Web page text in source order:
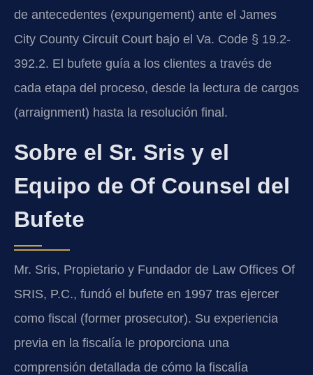
de antecedentes (expungement) ante el James
City County Circuit Court bajo el Va. Code § 19.2-
392.2. El bufete guía a los clientes a través de
cada etapa del proceso, desde la lectura de cargos
(arraignment) hasta la resolución final.
Sobre el Sr. Sris y el
Equipo de Of Counsel del
Bufete
Mr. Sris, Propietario y Fundador de Law Offices Of
SRIS, P.C., fundó el bufete en 1997 tras ejercer
como fiscal (former prosecutor). Su experiencia
previa en la fiscalía le proporciona una
comprensión detallada de cómo la fiscalía